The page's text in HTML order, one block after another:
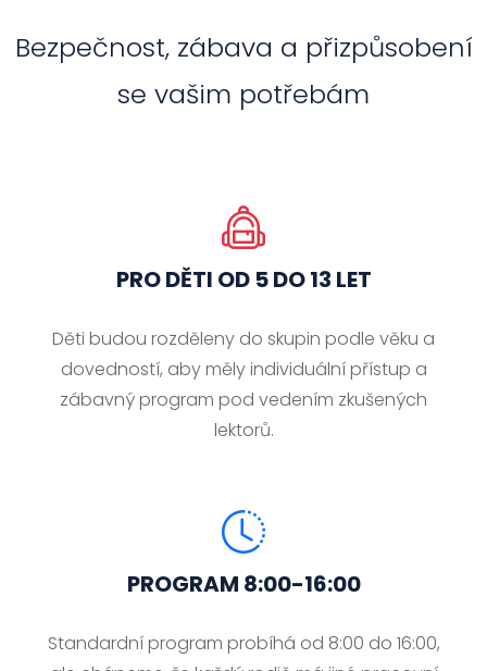
Bezpečnost, zábava a přizpůsobení
se vašim potřebám
PRO DĚTI OD 5 DO 13 LET
Děti budou rozděleny do skupin podle věku a
dovedností, aby měly individuální přístup a
zábavný program pod vedením zkušených
lektorů.
PROGRAM 8:00-16:00
Standardní program probíhá od 8:00 do 16:00,